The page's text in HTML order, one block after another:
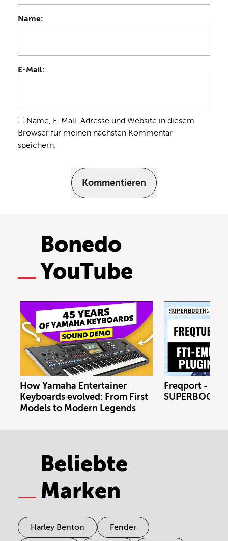
Name:
E-Mail:
Name, E-Mail-Adresse und Website in diesem
Browser für meinen nächsten Kommentar
speichern.
Kommentieren
Bonedo
YouTube
How Yamaha Entertainer
Keyboards evolved: From First
Models to Modern Legends
Freqport -
Beliebte
Marken
Harley Benton Fender